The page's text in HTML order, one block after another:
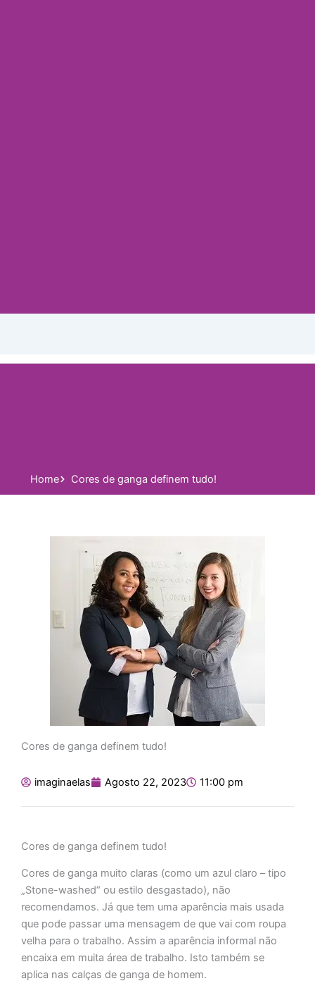
Home Cores de ganga definem tudo!
Cores de ganga definem tudo!
imaginaelas Agosto 22, 2023 11:00 pm
Cores de ganga definem tudo!
Cores de ganga muito claras (como um azul claro – tipo
„Stone-washed“ ou estilo desgastado), não
recomendamos. Já que tem uma aparência mais usada
que pode passar uma mensagem de que vai com roupa
velha para o trabalho. Assim a aparência informal não
encaixa em muita área de trabalho. Isto também se
aplica nas calças de ganga de homem.